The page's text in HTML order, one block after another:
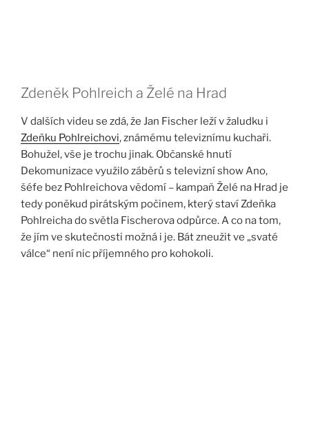
Zdeněk Pohlreich a Želé na Hrad
V dalších videu se zdá, že Jan Fischer leží v žaludku i
Zdeňku Pohlreichovi, známému televiznímu kuchaři.
Bohužel, vše je trochu jinak. Občanské hnutí
Dekomunizace využilo záběrů s televizní show Ano,
šéfe bez Pohlreichova vědomí – kampaň Želé na Hrad je
tedy poněkud pirátským počinem, který staví Zdeňka
Pohlreicha do světla Fischerova odpůrce. A co na tom,
že jím ve skutečnosti možná i je. Bát zneužit ve „svaté
válce“ není nic příjemného pro kohokoli.